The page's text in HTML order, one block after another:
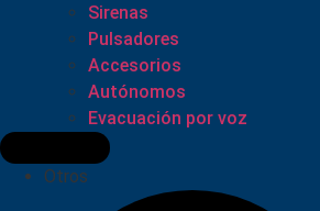
Sirenas
Pulsadores
Accesorios
Autónomos
Evacuación por voz
Otros